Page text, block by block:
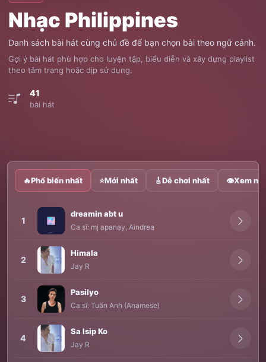
Nhạc Philippines
Danh sách bài hát cùng chủ đề để bạn chọn bài theo ngữ cảnh.
Gợi ý bài hát phù hợp cho luyện tập, biểu diễn và xây dựng playlist
theo tâm trạng hoặc dịp sử dụng.
41
bài hát
🔥Phổ biến nhất ⭐Mới nhất 🎸Dễ chơi nhất 👁Xem
1
dreamin abt u
Ca sĩ: mj apanay, Aindrea
2
Himala
Jay R
3
Pasilyo
Ca sĩ: Tuấn Anh (Anamese)
4
Sa Isip Ko
Jay R